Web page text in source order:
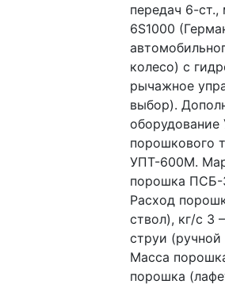
передач 6-ст.,
6S1000
колесо) с
рычажное
выбор).
оборудование
порошкового
УПТ-600М.
порошка ПСБ-
Расход
ствол), кг/с 3
струи (ручной
Масса
порошка